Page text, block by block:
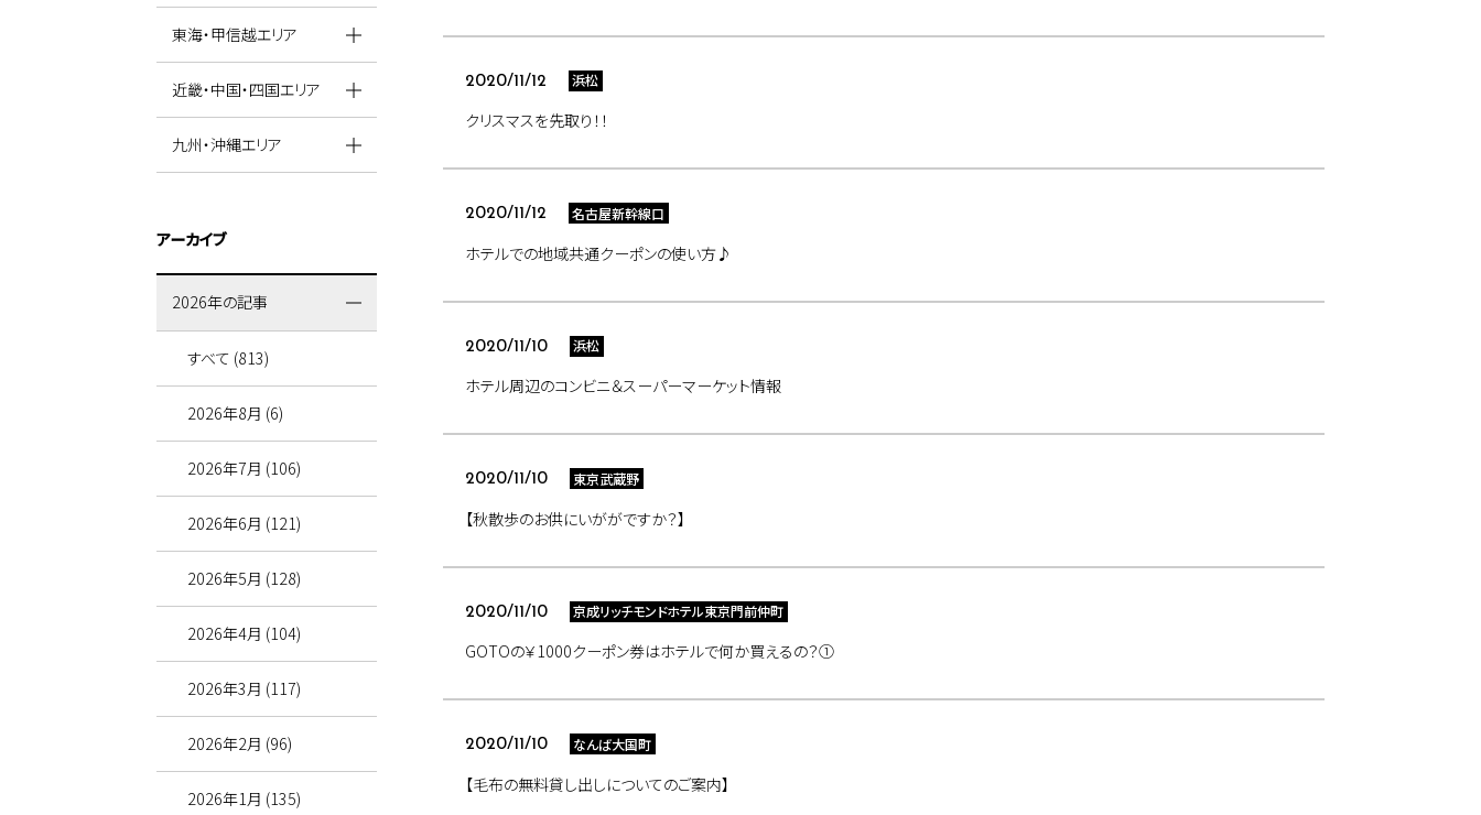
2020/11/12 浜松
クリスマスを先取り！！
2020/11/12 名古屋新幹線口
ホテルでの地域共通クーポンの使い方♪
2020/11/10 浜松
ホテル周辺のコンビニ＆スーパーマーケット情報
2020/11/10 東京武蔵野
【秋散歩のお供にいががですか？】
2020/11/10 京成リッチモンドホテル東京門前仲町
GOTOの￥1000クーポン券はホテルで何か買えるの？①
2020/11/10 なんば大国町
【毛布の無料貸し出しについてのご案内】
東海・甲信越エリア
近畿・中国・四国エリア
九州・沖縄エリア
アーカイブ
2026年の記事
すべて (813)
2026年8月 (6)
2026年7月 (106)
2026年6月 (121)
2026年5月 (128)
2026年4月 (104)
2026年3月 (117)
2026年2月 (96)
2026年1月 (135)